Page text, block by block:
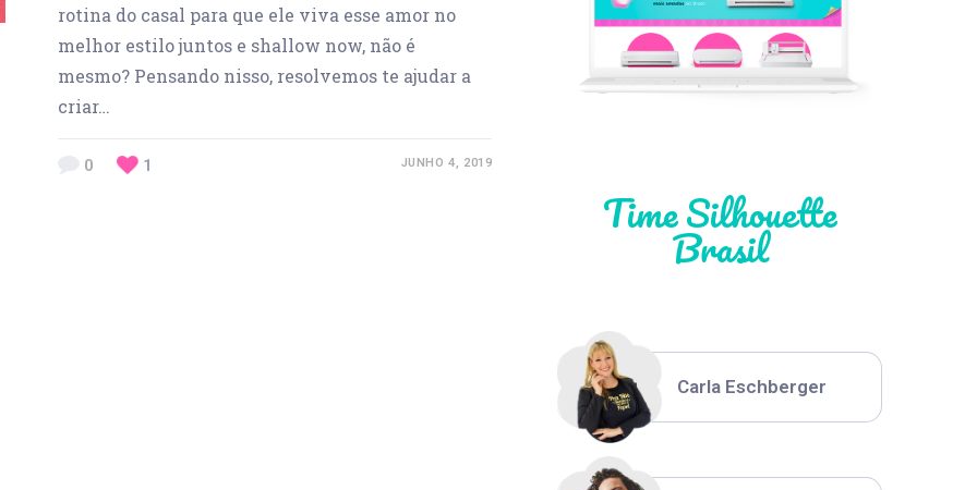
rotina do casal para que ele viva esse amor no
melhor estilo juntos e shallow now, não é
mesmo? Pensando nisso, resolvemos te ajudar a
criar…
0 1 JUNHO 4, 2019
Time Silhouette
Brasil
Léia Pastori
Thiara Ney
Carla Eschberger